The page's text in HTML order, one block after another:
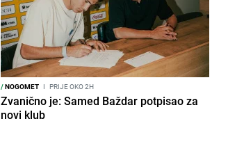
/NOGOMET I PRIJE OKO 2H
Zvanično je: Samed Baždar potpisao za
novi klub